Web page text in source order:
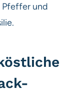
Pfeffer und